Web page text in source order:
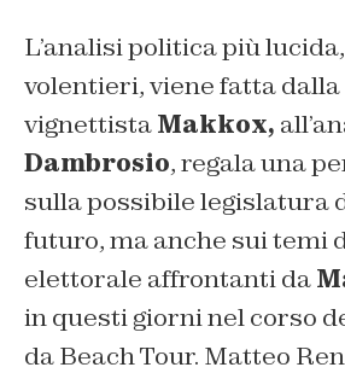
L’analisi politica più
volentieri, viene fatta dalla
vignettistaMakkox,
Dambrosio, regala una
sulla possibile legislatura
futuro, ma anche sui temi
elettorale affrontanti da
in questi giorni nel corso
da Beach Tour. Matteo